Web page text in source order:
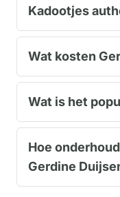
Kadootjes
Wat kosten
Wat is het
Hoe
Gerdine